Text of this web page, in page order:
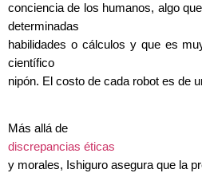
conciencia de los humanos, algo
determinadas
habilidades o cálculos y que es
científico
nipón. El costo de cada robot es de
Más allá de
discrepancias éticas
y morales, Ishiguro asegura que la